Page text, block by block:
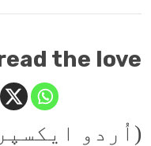
the love
(اُردو